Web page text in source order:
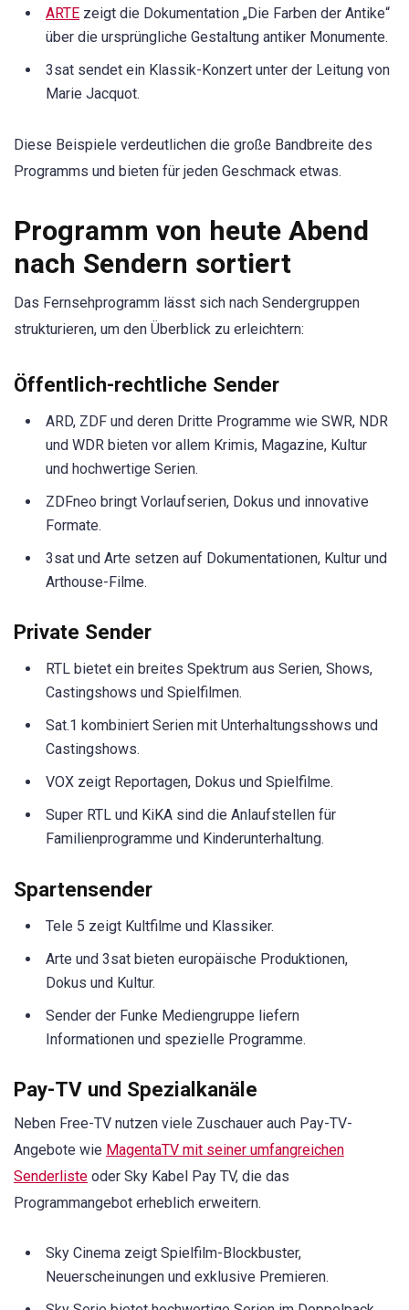
ARTE zeigt die Dokumentation „Die Farben der Antike“
über die ursprüngliche Gestaltung antiker Monumente.
3sat sendet ein Klassik-Konzert unter der Leitung von
Marie Jacquot.
Diese Beispiele verdeutlichen die große Bandbreite des
Programms und bieten für jeden Geschmack etwas.
Programm von heute Abend
nach Sendern sortiert
Das Fernsehprogramm lässt sich nach Sendergruppen
strukturieren, um den Überblick zu erleichtern:
Öffentlich-rechtliche Sender
ARD, ZDF und deren Dritte Programme wie SWR, NDR
und WDR bieten vor allem Krimis, Magazine, Kultur
und hochwertige Serien.
ZDFneo bringt Vorlaufserien, Dokus und innovative
Formate.
3sat und Arte setzen auf Dokumentationen, Kultur und
Arthouse-Filme.
Private Sender
RTL bietet ein breites Spektrum aus Serien, Shows,
Castingshows und Spielfilmen.
Sat.1 kombiniert Serien mit Unterhaltungsshows und
Castingshows.
VOX zeigt Reportagen, Dokus und Spielfilme.
Super RTL und KiKA sind die Anlaufstellen für
Familienprogramme und Kinderunterhaltung.
Spartensender
Tele 5 zeigt Kultfilme und Klassiker.
Arte und 3sat bieten europäische Produktionen,
Dokus und Kultur.
Sender der Funke Mediengruppe liefern
Informationen und spezielle Programme.
Pay-TV und Spezialkanäle
Neben Free-TV nutzen viele Zuschauer auch Pay-TV-
Angebote wie MagentaTV mit seiner umfangreichen
Senderliste oder Sky Kabel Pay TV, die das
Programmangebot erheblich erweitern.
Sky Cinema zeigt Spielfilm-Blockbuster,
Neuerscheinungen und exklusive Premieren.